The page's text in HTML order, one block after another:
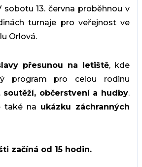
sobotu 13. června proběhnou v
turnaje pro veřejnost ve
Orlová.
přesunou na letiště, kde
program pro celou rodinu
soutěží, občerstvení a hudby.
také na ukázku záchranných
začíná od 15 hodin.